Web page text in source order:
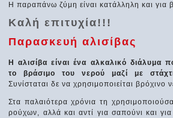
Η παραπάνω ζύμη είναι κατάλληλη και για
Καλή επιτυχία!!!
Παρασκευή αλισίβας
Η αλισίβα είναι ένα αλκαλικό διάλυμα
το βράσιμο του νερού μαζί με
Συνίσταται δε να χρησιμοποιείται βρόχινο
Στα παλαιότερα χρόνια τη
ρούχων, αλλά και αντί για σαπούνι και